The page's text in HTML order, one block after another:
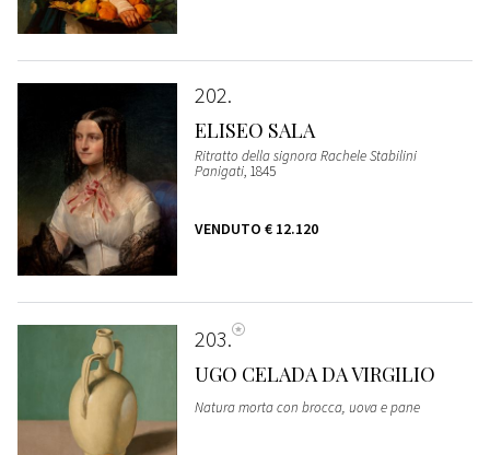
202
ELISEO SALA
Ritratto della signora Rachele Stabilini
Panigati, 1845
VENDUTO € 12.120
203
UGO CELADA DA VIRGILIO
Natura morta con brocca, uova e pane